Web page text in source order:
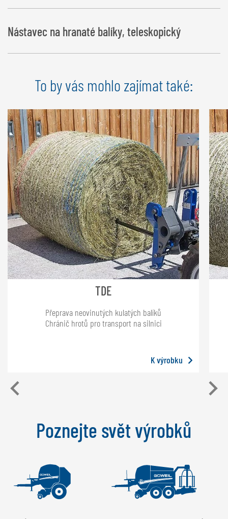
Nástavec na hranaté balíky, teleskopický
To by vás mohlo zajímat také:
TDE
Přeprava neovinutých kulatých balíků
Chránič hrotů pro transport na silnici
K výrobku
Poznejte svět výrobků